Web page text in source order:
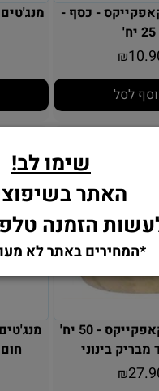
- כסף -
25 יח'
₪
לסל
מנג'טים לקאפקייקס - 50 יח'
מבריק בינוני
₪
שימו לב!
האתר
הזמנה
*המחירים באתר לא